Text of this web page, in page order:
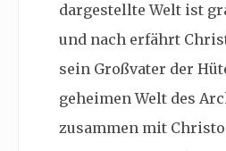
dargestellte Welt ist
und nach erfährt
sein Großvater der
geheimen Welt des
zusammen mit